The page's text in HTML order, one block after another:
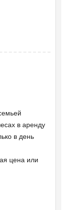
в аренду
в день
цена или